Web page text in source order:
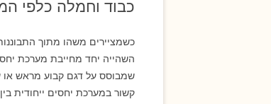
כבוד וחמלה כלפי
כשמציירים משהו מתוך
השהייה יחד מחייבת מערכת
שמבוסס על דגם קבוע מראש או
קשור במערכת יחסים ייחודית